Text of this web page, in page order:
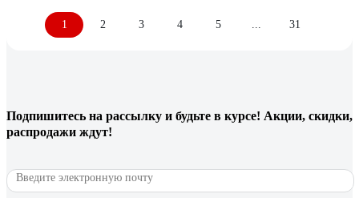
1 2 3 4 5 31
Подпишитесь на рассылку и будьте в курсе! Акции, скидки,
распродажи ждут!